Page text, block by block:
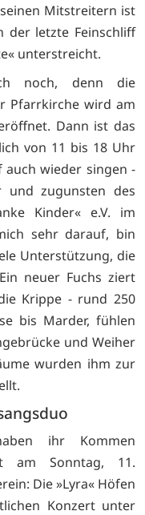
Mitstreitern ist
der letzte Feinschliff
unterstreicht.
noch, denn die
Pfarrkirche wird am
Dann ist das
von 11 bis 18 Uhr
auch wieder singen -
und zugunsten des
Kinder« e.V. im
sehr darauf, bin
Unterstützung, die
neuer Fuchs ziert
Krippe - rund 250
bis Marder, fühlen
und Weiher
wurden ihm zur
ihr Kommen
am Sonntag, 11.
Die »Lyra« Höfen
Konzert unter